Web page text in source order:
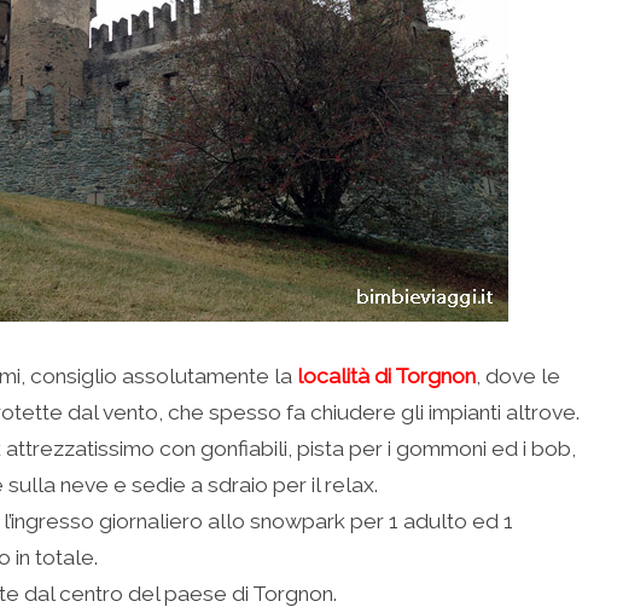
consiglio assolutamente la località di Torgnon , dove le
dal vento, che spesso fa chiudere gli impianti altrove.
attrezzatissimo con gonfiabili, pista per i gommoni ed i bob,
neve e sedie a sdraio per il relax.
giornaliero allo snowpark per 1 adulto ed 1
in totale.
dal centro del paese di Torgnon.